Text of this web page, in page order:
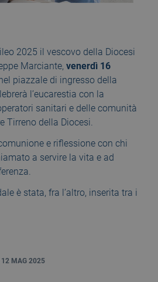
2025 il vescovo della Diocesi
Marciante, venerdì 16
piazzale di ingresso della
l’eucarestia con la
sanitari e delle comunità
Tirreno della Diocesi.
e riflessione con chi
a servire la vita e ad
è stata, fra l’altro, inserita tra i
12 MAG 2025